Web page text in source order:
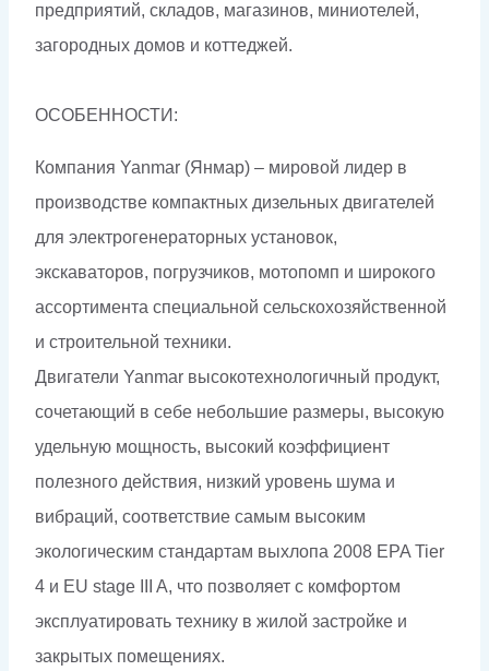
предприятий, складов, магазинов, миниотелей,
загородных домов и коттеджей.
ОСОБЕННОСТИ:
Компания Yanmar (Янмар) – мировой лидер в
производстве компактных дизельных двигателей
для электрогенераторных установок,
экскаваторов, погрузчиков, мотопомп и широкого
ассортимента специальной сельскохозяйственной
и строительной техники.
Двигатели Yanmar высокотехнологичный продукт,
сочетающий в себе небольшие размеры, высокую
удельную мощность, высокий коэффициент
полезного действия, низкий уровень шума и
вибраций, соответствие самым высоким
экологическим стандартам выхлопа 2008 EPA Tier
4 и EU stage III A, что позволяет с комфортом
эксплуатировать технику в жилой застройке и
закрытых помещениях.